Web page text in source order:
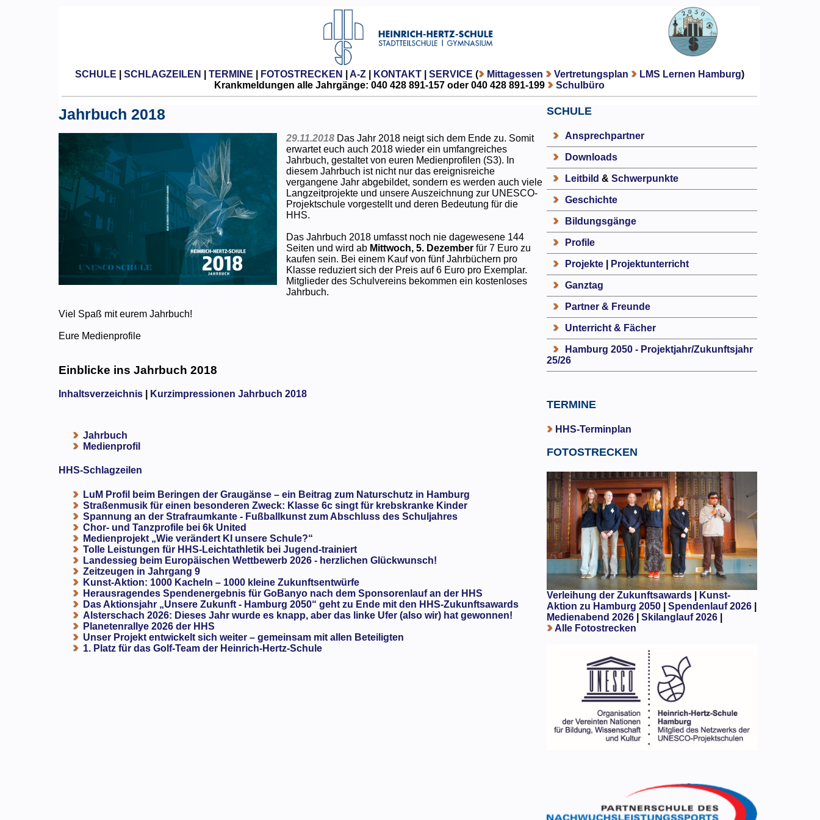
SCHULE SCHLAGZEILEN TERMINE FOTOSTRECKEN A-Z| KONTAKT| SERVICE ( Mittagessen Vertretungsplan LMS Lernen Hamburg)
Krankmeldungen alle Jahrgänge: 040 428 891-157 oder 040 428 891-199
Schulbüro
Jahrbuch 2018
29.11.2018 Das Jahr 2018 neigt sich dem Ende zu. Somit
erwartet euch auch 2018 wieder ein umfangreiches
Jahrbuch, gestaltet von euren Medienprofilen (S3). In
diesem Jahrbuch ist nicht nur das ereignisreiche
vergangene Jahr abgebildet, sondern es werden auch viele
Langzeitprojekte und unsere Auszeichnung zur UNESCO-
Projektschule vorgestellt und deren Bedeutung für die
HHS.
Das Jahrbuch 2018 umfasst noch nie dagewesene 144
Seiten und wird ab Mittwoch, 5. Dezemberfür 7 Euro zu
kaufen sein. Bei einem Kauf von fünf Jahrbüchern pro
Klasse reduziert sich der Preis auf 6 Euro pro Exemplar.
Mitglieder des Schulvereins bekommen ein kostenloses
Jahrbuch.
Viel Spaß mit eurem Jahrbuch!
Eure Medienprofile
Einblicke ins Jahrbuch 2018
Inhaltsverzeichnis Kurzimpressionen Jahrbuch 2018
Jahrbuch
Medienprofil
HHS-Schlagzeilen
LuM Profil beim Beringen der Graugänse – ein Beitrag zum Naturschutz in Hamburg
Straßenmusik für einen besonderen Zweck: Klasse 6c singt für krebskranke Kinder
Spannung an der Strafraumkante - Fußballkunst zum Abschluss des Schuljahres
Chor- und Tanzprofile bei 6k United
Medienprojekt „Wie verändert KI unsere Schule?“
Tolle Leistungen für HHS-Leichtathletik bei Jugend-trainiert
Landessieg beim Europäischen Wettbewerb 2026 - herzlichen Glückwunsch!
Zeitzeugen in Jahrgang 9
Kunst-Aktion: 1000 Kacheln – 1000 kleine Zukunftsentwürfe
Herausragendes Spendenergebnis für GoBanyo nach dem Sponsorenlauf an der HHS
Das Aktionsjahr „Unsere Zukunft - Hamburg 2050“ geht zu Ende mit den HHS-Zukunftsawards
Alsterschach 2026: Dieses Jahr wurde es knapp, aber das linke Ufer (also wir) hat gewonnen!
Planetenrallye 2026 der HHS
Unser Projekt entwickelt sich weiter – gemeinsam mit allen Beteiligten
1. Platz für das Golf-Team der Heinrich-Hertz-Schule
SCHULE
Ansprechpartner
Downloads
Leitbild & Schwerpunkte
Geschichte
Bildungsgänge
Profile
Projekte| Projektunterricht
Ganztag
Partner & Freunde
Unterricht & Fächer
Hamburg 2050 - Projektjahr/Zukunftsjahr
25/26
TERMINE
HHS-Terminplan
FOTOSTRECKEN
Verleihung der Zukunftsawards|
Kunst-
Aktion zu Hamburg 2050
Spendenlauf 2026|
Medienabend 2026| Skilanglauf 2026|
Alle Fotostrecken